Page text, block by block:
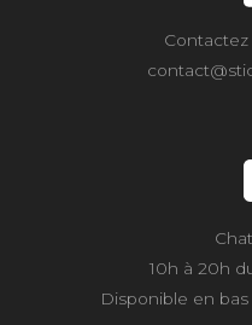
Contactez
10h à 20h
Disponible en